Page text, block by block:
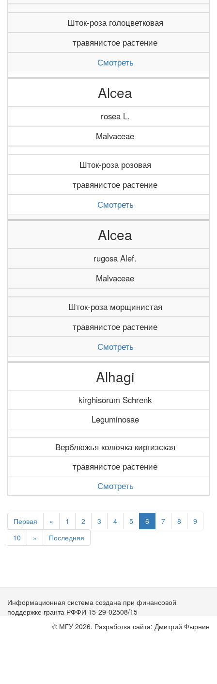
Шток-роза голоцветковая
травянистое растение
Смотреть
Alcea
rosea L.
Malvaceae
Шток-роза розовая
травянистое растение
Смотреть
Alcea
rugosa Alef.
Malvaceae
Шток-роза морщинистая
травянистое растение
Смотреть
Alhagi
kirghisorum Schrenk
Leguminosae
Верблюжья колючка киргизская
травянистое растение
Смотреть
Первая « 1 2 3 4 5 6 7 8
9
10
» Последняя
Информационная система создана при финансовой
поддержке гранта РФФИ 15-29-02508/15
© МГУ 2026. Разработка сайта: Дмитрий Фырнин